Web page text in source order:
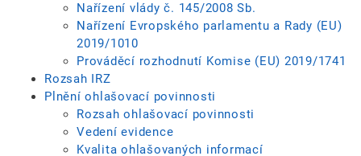
Nařízení vlády č. 145/2008 Sb.
Nařízení Evropského parlamentu a Rady (EU)
2019/1010
Prováděcí rozhodnutí Komise (EU) 2019/1741
Rozsah IRZ
Plnění ohlašovací povinnosti
Rozsah ohlašovací povinnosti
Vedení evidence
Kvalita ohlašovaných informací